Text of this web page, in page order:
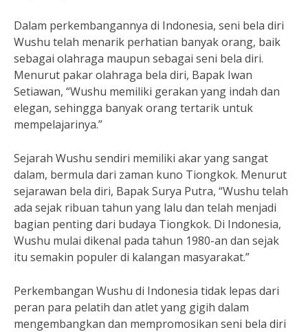
Dalam perkembangannya di Indonesia, seni bela diri
Wushu telah menarik perhatian banyak orang, baik
sebagai olahraga maupun sebagai seni bela diri.
Menurut pakar olahraga bela diri, Bapak Iwan
Setiawan, “Wushu memiliki gerakan yang indah dan
elegan, sehingga banyak orang tertarik untuk
mempelajarinya.”
Sejarah Wushu sendiri memiliki akar yang sangat
dalam, bermula dari zaman kuno Tiongkok. Menurut
sejarawan bela diri, Bapak Surya Putra, “Wushu telah
ada sejak ribuan tahun yang lalu dan telah menjadi
bagian penting dari budaya Tiongkok. Di Indonesia,
Wushu mulai dikenal pada tahun 1980-an dan sejak
itu semakin populer di kalangan masyarakat.”
Perkembangan Wushu di Indonesia tidak lepas dari
peran para pelatih dan atlet yang gigih dalam
mengembangkan dan mempromosikan seni bela diri